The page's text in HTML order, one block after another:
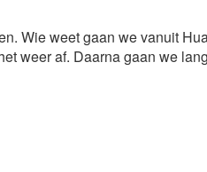
Wie weet gaan we vanuit
weer af. Daarna gaan we